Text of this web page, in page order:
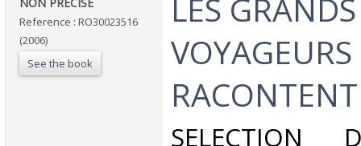
Reference : RO30023516
(2006)
See the book
‎LES GRANDS
VOYAGEURS
‎SELECTION